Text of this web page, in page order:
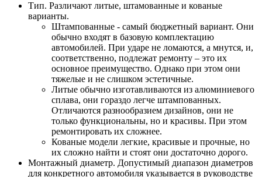
Тип. Различают литые, штамованные и кованые
варианты.
Штампованные - самый бюджетный вариант. Они
обычно входят в базовую комплектацию
автомобилей. При ударе не ломаются, а мнутся, и,
соответственно, подлежат ремонту – это их
основное преимущество. Однако при этом они
тяжелые и не слишком эстетичные.
Литые обычно изготавливаются из алюминиевого
сплава, они гораздо легче штампованных.
Отличаются разнообразием дизайнов, они не
только функциональны, но и красивы. При этом
ремонтировать их сложнее.
Кованые модели легкие, красивые и прочные, но
их сложно найти и стоят они достаточно дорого.
Монтажный диаметр. Допустимый диапазон диаметров
для конкретного автомобиля указывается в руководстве